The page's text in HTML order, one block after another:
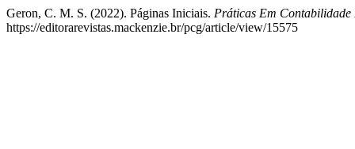
Geron, C. M. S. (2022). Páginas Iniciais. Práticas Em Contabilidade
https://editorarevistas.mackenzie.br/pcg/article/view/15575